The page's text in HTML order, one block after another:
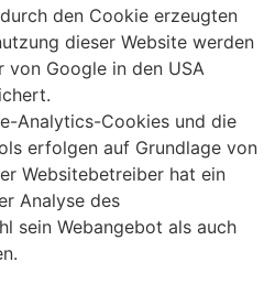
den Cookie erzeugten
dieser Website werden
von Google in den USA
Analytics-Cookies und die
erfolgen auf Grundlage von
Websitebetreiber hat ein
Analyse des
sein Webangebot als auch